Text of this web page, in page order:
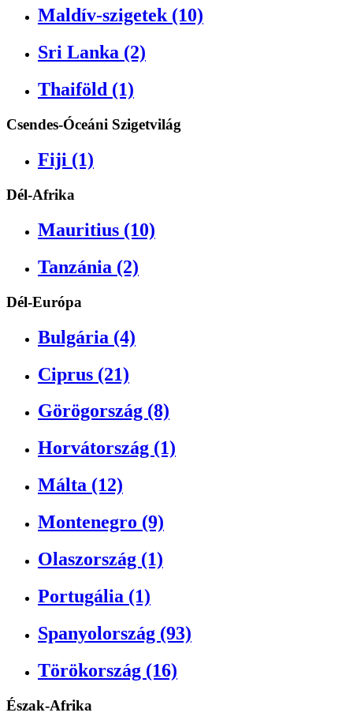
Maldív-szigetek (10)
Sri Lanka (2)
Thaiföld (1)
Csendes-Óceáni Szigetvilág
Fiji (1)
Dél-Afrika
Mauritius (10)
Tanzánia (2)
Dél-Európa
Bulgária (4)
Ciprus (21)
Görögország (8)
Horvátország (1)
Málta (12)
Montenegro (9)
Olaszország (1)
Portugália (1)
Spanyolország (93)
Törökország (16)
Észak-Afrika